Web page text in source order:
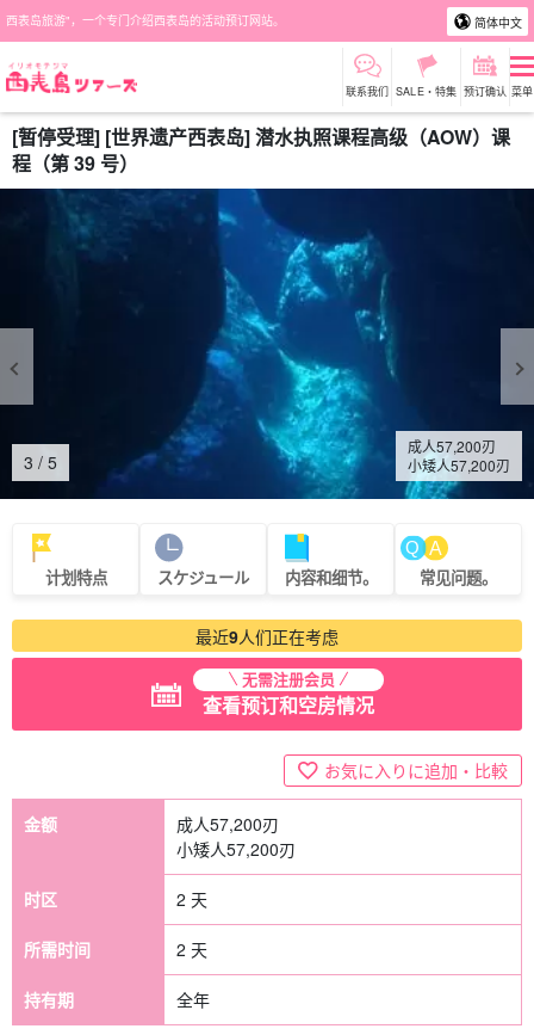
西表岛旅游"，一个专门介绍西表岛的活动预订网站。 简体中文
联系我们 SALE・特集 预订确认 菜单
[暂停受理] [世界遗产西表岛] 潜水执照课程高级（AOW）课
程（第 39 号）
4 / 5
成人57,200刃
小矮人57,200刃
计划特点 スケジュール 内容和细节。 常见问题。
最近9人们正在考虑
无需注册会员
查看预订和空房情况
お気に入りに追加・比較
金额 成人57,200刃
小矮人57,200刃
时区 2 天
所需时间 2 天
持有期 全年